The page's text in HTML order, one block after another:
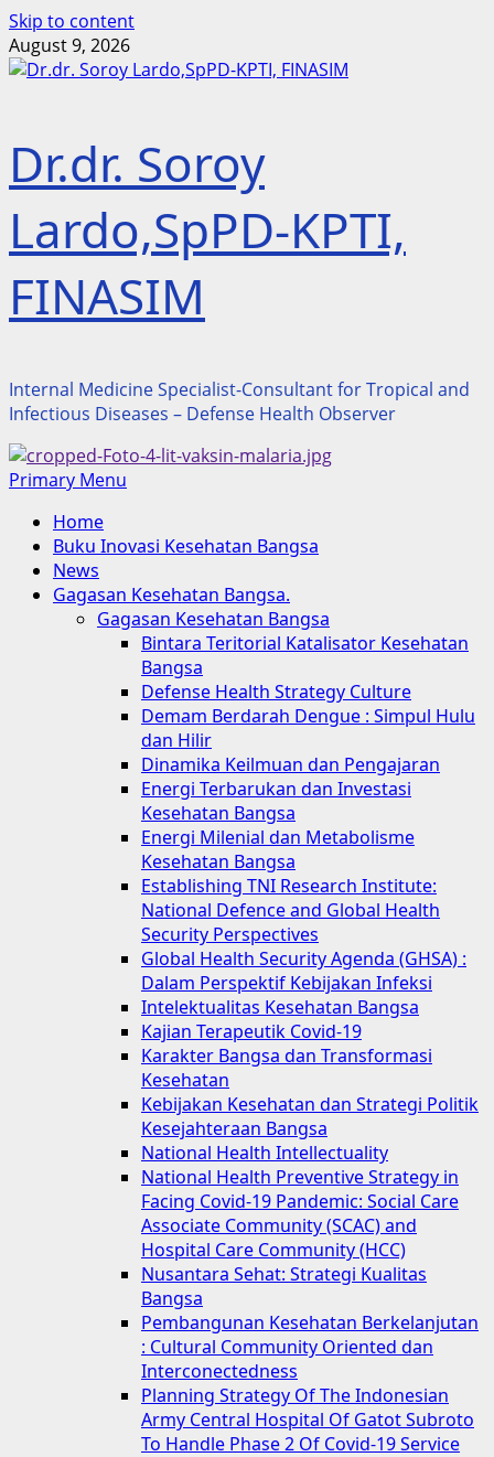
Skip to content
August 9, 2026
Dr.dr. Soroy
Lardo,SpPD-KPTI,
FINASIM
Internal Medicine Specialist-Consultant for Tropical and
Infectious Diseases – Defense Health Observer
Primary Menu
Home
Buku Inovasi Kesehatan Bangsa
News
Gagasan Kesehatan Bangsa.
Gagasan Kesehatan Bangsa
Bintara Teritorial Katalisator Kesehatan
Bangsa
Defense Health Strategy Culture
Demam Berdarah Dengue : Simpul Hulu
dan Hilir
Dinamika Keilmuan dan Pengajaran
Energi Terbarukan dan Investasi
Kesehatan Bangsa
Energi Milenial dan Metabolisme
Kesehatan Bangsa
Establishing TNI Research Institute:
National Defence and Global Health
Security Perspectives
Global Health Security Agenda (GHSA) :
Dalam Perspektif Kebijakan Infeksi
Intelektualitas Kesehatan Bangsa
Kajian Terapeutik Covid-19
Karakter Bangsa dan Transformasi
Kesehatan
Kebijakan Kesehatan dan Strategi Politik
Kesejahteraan Bangsa
National Health Intellectuality
National Health Preventive Strategy in
Facing Covid-19 Pandemic: Social Care
Associate Community (SCAC) and
Hospital Care Community (HCC)
Nusantara Sehat: Strategi Kualitas
Bangsa
Pembangunan Kesehatan Berkelanjutan
: Cultural Community Oriented dan
Interconectedness
Planning Strategy Of The Indonesian
Army Central Hospital Of Gatot Subroto
To Handle Phase 2 Of Covid-19 Service